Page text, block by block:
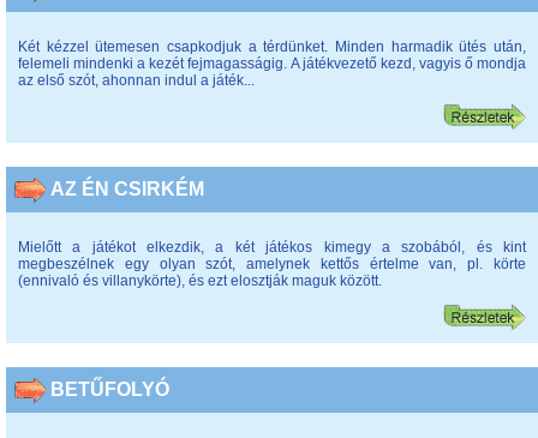
Két kézzel ütemesen csapkodjuk a térdünket. Minden harmadik ütés után,
felemeli mindenki a kezét fejmagasságig. A játékvezető kezd, vagyis ő mondja
az első szót, ahonnan indul a játék...
AZ ÉN CSIRKÉM
Mielőtt a játékot elkezdik, a két játékos kimegy a szobából, és kint
megbeszélnek egy olyan szót, amelynek kettős értelme van, pl. körte
(ennivaló és villanykörte), és ezt elosztják maguk között.
BETŰFOLYÓ